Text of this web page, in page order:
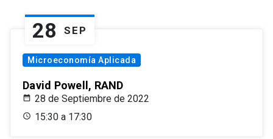
28 SEP
Microeconomía Aplicada
David Powell, RAND
28 de Septiembre de 2022
15:30 a 17:30